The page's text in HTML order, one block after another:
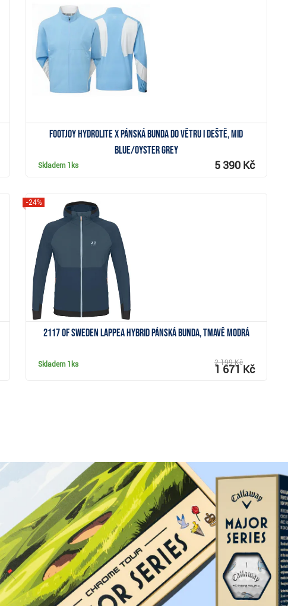
FootJoy HydroLite X pánská bunda do větru i deště, mid
blue/oyster grey
Skladem 1ks 5 390 Kč
Zobrazit
2117 of Sweden Lappea Hybrid pánská bunda, tmavě modrá
-24%
Skladem 1ks 2 199 Kč
1 671 Kč